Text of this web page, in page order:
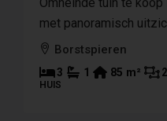
met panoramisch
Borstspieren
3 1 85 m²
HUIS